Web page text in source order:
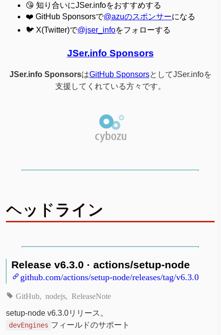
😘 知り合いにJSer.infoをおすすめする
❤️ GitHub Sponsorsで@azuのスポンサーになる
🐦 X(Twitter)で@jser_infoをフォローする
JSer.info Sponsors
JSer.info SponsorsはGitHub SponsorsとしてJSer.infoを
支援してくれている方々です。
ヘッドライン
Release v6.3.0 · actions/setup-node
github.com/actions/setup-node/releases/tag/v6.3.0
GitHub nodejs ReleaseNote
setup-node v6.3.0リリース。
devEngines フィールドのサポート